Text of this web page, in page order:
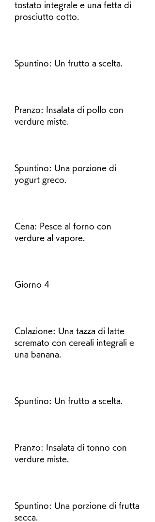
tostato integrale e una fetta di
prosciutto cotto.
Spuntino: Un frutto a scelta.
Pranzo: Insalata di pollo con
verdure miste.
Spuntino: Una porzione di
yogurt greco.
Cena: Pesce al forno con
verdure al vapore.
Giorno 4
Colazione: Una tazza di latte
scremato con cereali integrali e
una banana.
Spuntino: Un frutto a scelta.
Pranzo: Insalata di tonno con
verdure miste.
Spuntino: Una porzione di frutta
secca.